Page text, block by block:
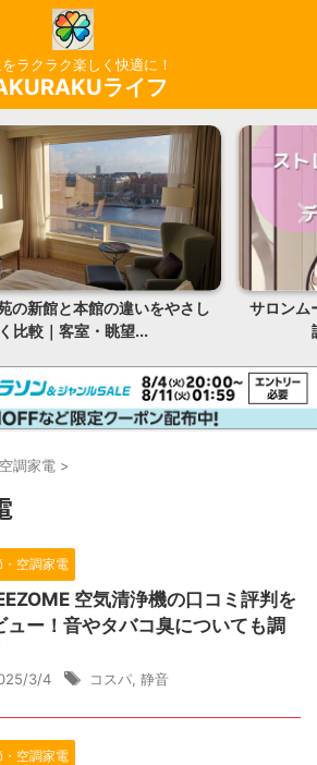
をラクラク楽しく快適に！
ライフ
ムーンストレートヘアアイロンの
評判は？髪は痛むの...
ハ
調家電 >
・空調家電
空気清浄機の口コミ評判を
ュー！音やタバコ臭についても調
3/4 コスパ 静音
・空調家電